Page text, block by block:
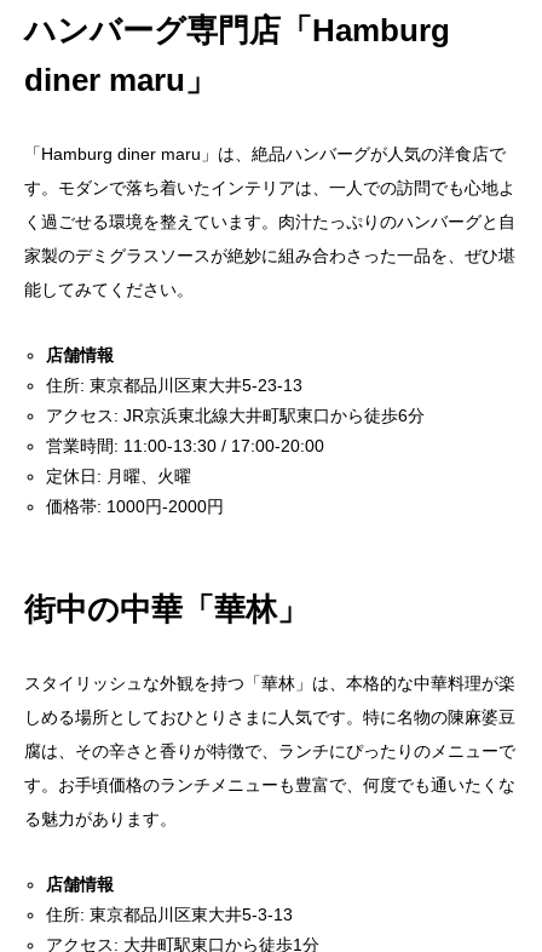
ハンバーグ専門店「Hamburg
diner maru」
「Hamburg diner maru」は、絶品ハンバーグが人気の洋食店で
す。モダンで落ち着いたインテリアは、一人での訪問でも心地よ
く過ごせる環境を整えています。肉汁たっぷりのハンバーグと自
家製のデミグラスソースが絶妙に組み合わさった一品を、ぜひ堪
能してみてください。
店舗情報
住所: 東京都品川区東大井5-23-13
アクセス: JR京浜東北線大井町駅東口から徒歩6分
営業時間: 11:00-13:30 / 17:00-20:00
定休日: 月曜、火曜
価格帯: 1000円-2000円
街中の中華「華林」
スタイリッシュな外観を持つ「華林」は、本格的な中華料理が楽
しめる場所としておひとりさまに人気です。特に名物の陳麻婆豆
腐は、その辛さと香りが特徴で、ランチにぴったりのメニューで
す。お手頃価格のランチメニューも豊富で、何度でも通いたくな
る魅力があります。
店舗情報
住所: 東京都品川区東大井5-3-13
アクセス: 大井町駅東口から徒歩1分